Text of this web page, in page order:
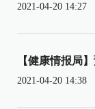
2021-04-20 14:27
【健康情报局
2021-04-20 14:38